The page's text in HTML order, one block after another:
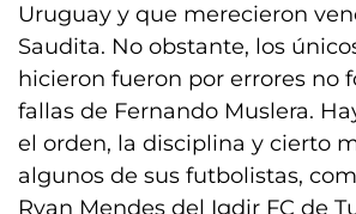
Uruguay y que merecieron
Saudita. No obstante, los
hicieron fueron por errores no
fallas de Fernando Muslera.
el orden, la disciplina y cierto
algunos de sus futbolistas,
Ryan Mendes del Igdir FC de